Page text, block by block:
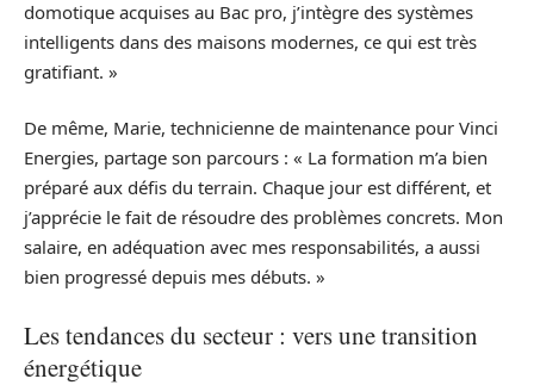
domotique acquises au Bac pro, j’intègre des systèmes
intelligents dans des maisons modernes, ce qui est très
gratifiant. »
De même, Marie, technicienne de maintenance pour Vinci
Energies, partage son parcours : « La formation m’a bien
préparé aux défis du terrain. Chaque jour est différent, et
j’apprécie le fait de résoudre des problèmes concrets. Mon
salaire, en adéquation avec mes responsabilités, a aussi
bien progressé depuis mes débuts. »
Les tendances du secteur : vers une transition
énergétique